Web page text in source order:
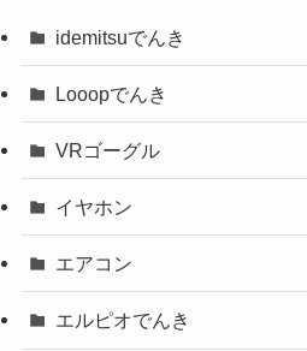
idemitsuでんき
Looopでんき
VRゴーグル
イヤホン
エアコン
エルピオでんき